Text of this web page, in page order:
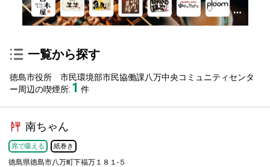
一覧から探す
徳島市役所 市民環境部市民協働課八万中央コミュニティセンタ
ー周辺の喫煙所: 1 件
南ちゃん
席で吸える 紙巻き
徳島県徳島市八万町下福万１８１-５